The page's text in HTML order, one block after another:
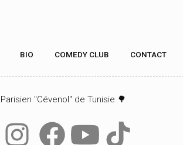
BIO COMEDY CLUB CONTACT
Parisien "Cévenol" de Tunisie 🌳